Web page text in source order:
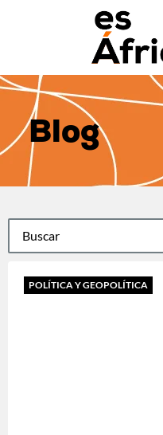
Blog
POLÍTICA Y GEOPOLÍTICA